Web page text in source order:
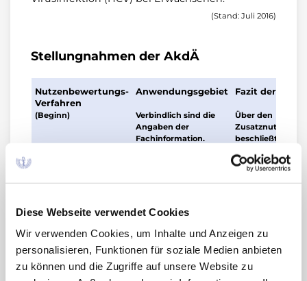
Diese Webseite verwendet Cookies
Wir verwenden Cookies, um Inhalte und Anzeigen zu
personalisieren, Funktionen für soziale Medien anbieten
zu können und die Zugriffe auf unsere Website zu
(Stand: Juli 2016)
Stellungnahmen der AkdÄ
Nutzenbewertungs-
Verfahren
(Beginn)
Anwendungsgebiet
Verbindlich sind die
Angaben der
Fachinformation.
Fazit der AkdÄ
Über den
Zusatznutzen
beschließt der G-
Im Gegensatz
ohne
Zirrhose/mit